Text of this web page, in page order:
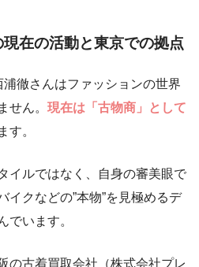
現在の活動と東京での拠点
徹さんはファッションの世界
せん。 現在は「古物商」として
す。
イルではなく、自身の審美眼で
イクなどの”本物”を見極めるデ
でいます。
の古着買取会社（株式会社プレ